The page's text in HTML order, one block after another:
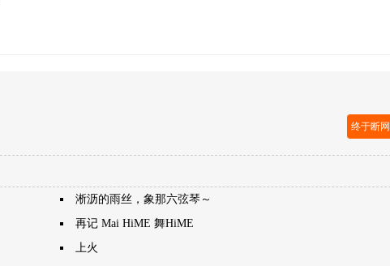
终于断
淅沥的雨丝，象那六弦琴～
再记 Mai HiME 舞HiME
上火